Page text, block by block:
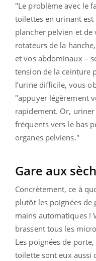
"Le problème avec le
toilettes en urinant
plancher pelvien et
rotateurs de la
et vos abdominaux –
tension de la ceinture
l’urine difficile, vous
"appuyer légèrement
rapidement. Or, uriner
fréquents vers le bas
organes pelviens."
Gare aux
Concrètement, ce à
plutôt les poignées
mains automatiques !
brassent tous les
Les poignées de
toilette sont eux aussi